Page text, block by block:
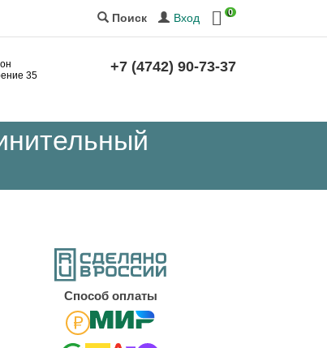
Поиск Вход 0
35
+7 (4742) 90-73-37
Cпособ оплаты